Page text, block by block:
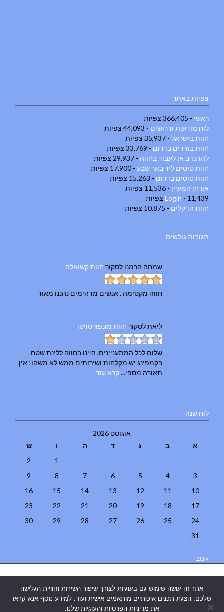
צפיות באתר
ראשי - 366,405 צפיות
לוח מודעות ודרושים - 44,093 צפיות
חוות בישראל - 35,937 צפיות
חוות בודדים בדרום - 33,769 צפיות
להתנדב או לעבוד בחווה - 29,937 צפיות
חוות סוסים ליד באר שבע - 17,900 צפיות
חוות סוסים בדרום - 15,263 צפיות
אורחן המעיין - 11,536 צפיות
Login - 11,439 צפיות
חוות הדקלים - 10,875 צפיות
תגובות גולשים
שמחה הרמנו לסקור חוות קשואלה
חווה מקסימה , אנשים מדהימים נהננו מאוד
ליאתלסקור חוות מונפורטויטו
שלום לכל המתעניינים, היינו בחווה ללינת שטח
בקמפינג יש מקלחות ושירותים ממש לא משהו! אין
תאורה מספי...קרא עוד
לוח שנה
אוגוסט 2026
א
ב ג ד ה ו
ש
1
2
3
4
5
6
7
8
9
10
11
12
13
14
15
16
17
18
19
20
21
22
23
24
25
26
27
28
29
30
31
« נוב
אתרים בבאר שבע|
אתר זה עושה שימוש גם בעוגיות לצורך שיפור השירות וחוויית הגלישה
שלכם, הצגת תכנים איכותיים מותאמים אישית ועוד. למידע נוסף אנא קראו
את מדיניות הפרטיות והעוגיות שלנו.